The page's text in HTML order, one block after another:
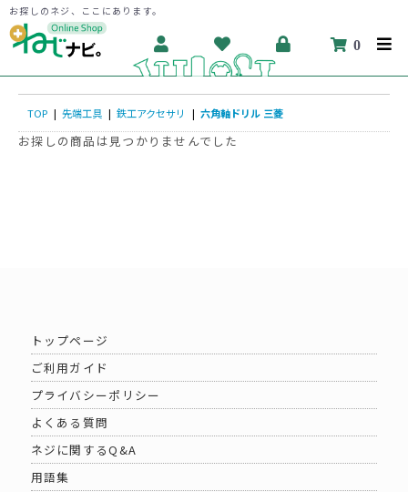
お探しのネジ、ここにあります。
0
TOP | 先端工具 | 鉄工アクセサリ | 六角軸ドリル 三菱
お探しの商品は見つかりませんでした
トップページ
ご利用ガイド
プライバシーポリシー
よくある質問
ネジに関するQ&A
用語集